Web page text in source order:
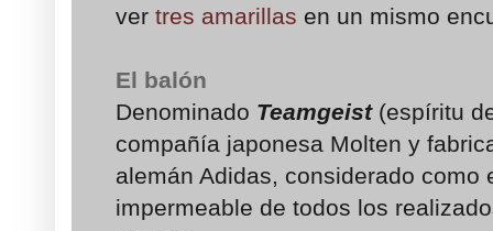
ver tres amarillas en un mismo
El balón
Denominado Teamgeist(espíritu
compañía japonesa Molten y
alemán Adidas, considerado como
impermeable de todos los